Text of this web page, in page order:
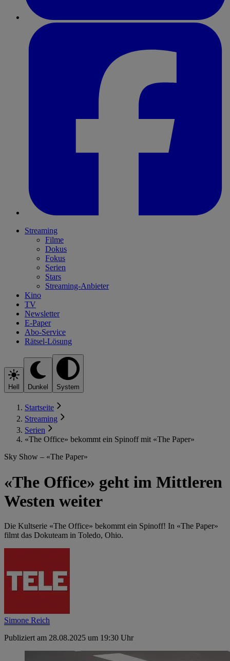
Streaming
Filme
Dokus
Fokus
Serien
Stars
Streaming-Anbieter
Kino
TV
Newsletter
E-Paper
Abo-Service
Rätsel-Lösung
Hell Dunkel System
Startseite
Streaming
Serien
«The Office» bekommt ein Spinoff mit «The Paper»
Sky Show – «The Paper»
«The Office» geht im Mittleren
Westen weiter
Die Kultserie «The Office» bekommt ein Spinoff! In «The Paper»
filmt das Dokuteam in Toledo, Ohio.
Simone Reich
Publiziert am 28.08.2025 um 19:30 Uhr